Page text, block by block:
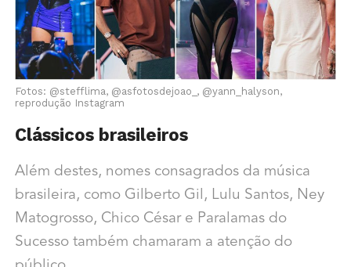
Fotos: @stefflima, @asfotosdejoao_, @yann_halyson,
reprodução Instagram
Clássicos brasileiros
Além destes, nomes consagrados da música
brasileira, como Gilberto Gil, Lulu Santos, Ney
Matogrosso, Chico César e Paralamas do
Sucesso também chamaram a atenção do